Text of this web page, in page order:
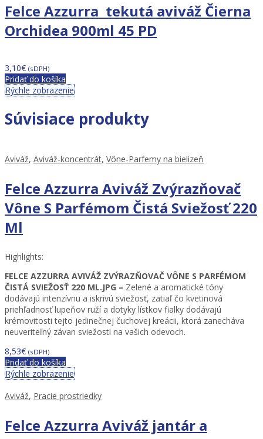
Felce Azzurra tekutá aviváž Čierna
Orchidea 900ml 45 PD
3,10€ (sDPH)
Pridať do košíka
Rýchle zobrazenie
Súvisiace produkty
Aviváž, Aviváž-koncentrát, Vône-Parfemy na bielizeň
Felce Azzurra Aviváž Zvýrazňovač
Vône S Parfémom Čistá Sviežosť 220
Ml
Highlights:
FELCE AZZURRA AVIVÁŽ ZVÝRAZŇOVAČ VÔNE S PARFÉMOM
ČISTÁ SVIEŽOSŤ 220 ML.JPG – Zelené a aromatické tóny
dodávajú intenzívnu a iskrivú sviežosť, zatiaľ čo kvetinová
priehľadnosť lupeňov ruží a dotyky lístkov fialky dodávajú
krémovitosti tejto jedinečnej čuchovej kreácii, ktorá zanecháva
neuveriteľný závan sviežosti na vašich odevoch.
8,53€ (sDPH)
Pridať do košíka
Rýchle zobrazenie
Aviváž, Pracie prostriedky
Felce Azzurra Aviváž jantár a